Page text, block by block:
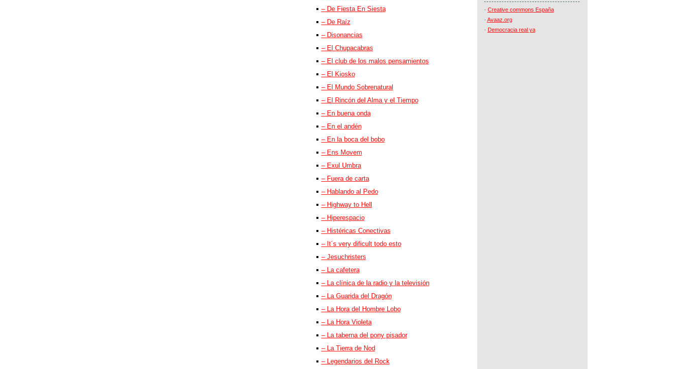
– De Fiesta En Siesta
– De Raíz
– Disonancias
– El Chupacabras
– El club de los malos pensamientos
– El Kiosko
– El Mundo Sobrenatural
– El Rincón del Alma y el Tiempo
– En buena onda
– En el andén
– En la boca del bobo
– Ens Movem
– Exul Umbra
– Fuera de carta
– Hablando al Pedo
– Highway to Hell
– Hiperespacio
– Histéricas Conectivas
– It´s very dificult todo esto
– Jesuchristers
– La cafetera
– La clínica de la radio y la televisión
– La Guarida del Dragón
– La Hora del Hombre Lobo
– La Hora Violeta
– La taberna del pony pisador
– La Tierra de Nod
– Legendarios del Rock
· Creative commons España
· Avaaz.org
· Democracia real ya